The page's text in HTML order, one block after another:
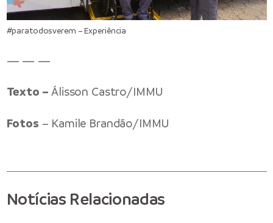
#paratodosverem – Experiência
— — —
Texto – Álisson Castro/IMMU
Fotos – Kamile Brandão/IMMU
Notícias Relacionadas